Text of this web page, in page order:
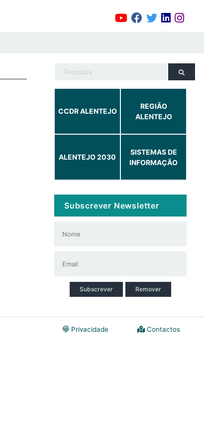
CCDR ALENTEJO
REGIÃO
ALENTEJO
ALENTEJO 2030
SISTEMAS DE
INFORMAÇÃO
Subscrever Newsletter
Subscrever Remover
Contactos
Privacidade